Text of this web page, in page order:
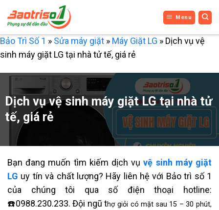
qua
nội
dung
Menu
Bảo Trì Số 1 » Sửa máy giặt » Máy Giặt LG » Dịch vụ vệ
sinh máy giặt LG tại nhà tử tế, giá rẻ
Dịch vụ vệ sinh máy giặt LG tại nhà tử
tế, giá rẻ
Bạn đang muốn tìm kiếm dịch vụvệ sinh máy giặt
LG uy tín và chất lượng? Hãy liên hệ với Bảo trì số 1
của chúng tôi qua số điện thoại hotline:
☎️0988.230.233. Đội ngũ thợ giỏi có mặt sau 15 – 30 phút,